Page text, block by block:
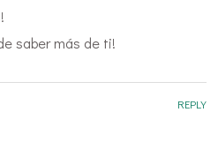
saber más de ti!
REPLY